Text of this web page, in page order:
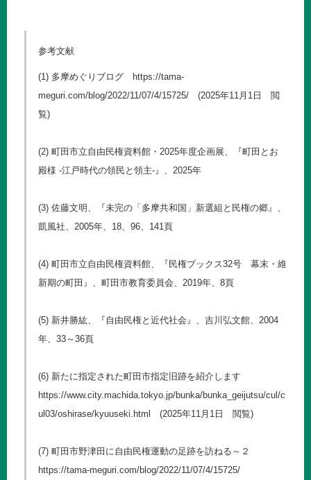
参考文献
(1) 多摩めぐりブログ
https://tama-
meguri.com/blog/2022/11/07/4/15725/ (2025年11月1日 閲
覧)
(2) 町田市立自由民権資料館・2025年度企画展、『町田とお
殿様 -江戸時代の領民と領主-』、2025年
(3) 佐藤文明、『未完の「多摩共和国」新選組と民権の郷』、
凱風社、2005年、18、96、141頁
(4) 町田市立自由民権資料館、『民権ブックス32号 幕末・維
新期の町田』、町田市教育委員会、2019年、8頁
(5) 新井勝紘、『自由民権と近代社会』、吉川弘文館、2004
年、33～36頁
(6) 新たに指定された町田市指定旧跡を紹介します
https://www.city.machida.tokyo.jp/bunka/bunka_geijutsu/cul/c
ul03/oshirase/kyuuseki.html
(2025年11月1日 閲覧)
(7) 町田市野津田に自由民権運動の足跡を訪ねる～２
https://tama-meguri.com/blog/2022/11/07/4/15725/